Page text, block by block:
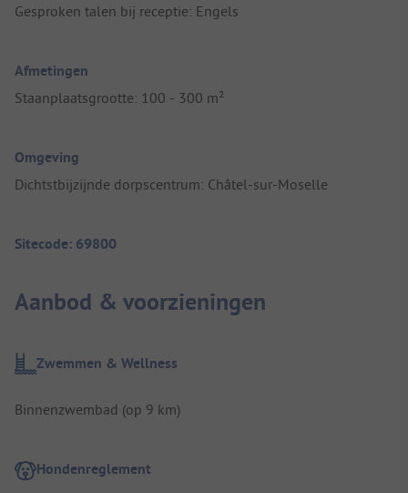
Gesproken talen bij receptie: Engels
Afmetingen
Staanplaatsgrootte: 100 - 300 m²
Omgeving
Dichtstbijzijnde dorpscentrum: Châtel-sur-Moselle
Sitecode: 69800
Aanbod & voorzieningen
Zwemmen & Wellness
Binnenzwembad (op 9 km)
Hondenreglement